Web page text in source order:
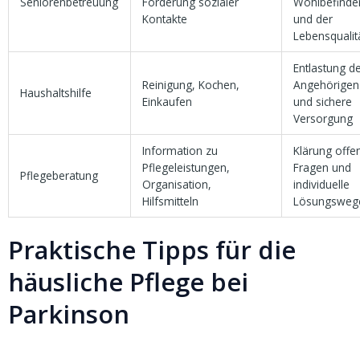
Kontakte
und der
Haushaltshilfe
Reinigung, Kochen,
Einkaufen
Entlastung
Angehörigen
und sichere
Versorgung
Pflegeberatung
Information zu
Pflegeleistungen,
Organisation,
Hilfsmitteln
Klärung
Fragen und
individuelle
Praktische Tipps für die
häusliche Pflege bei
Parkinson